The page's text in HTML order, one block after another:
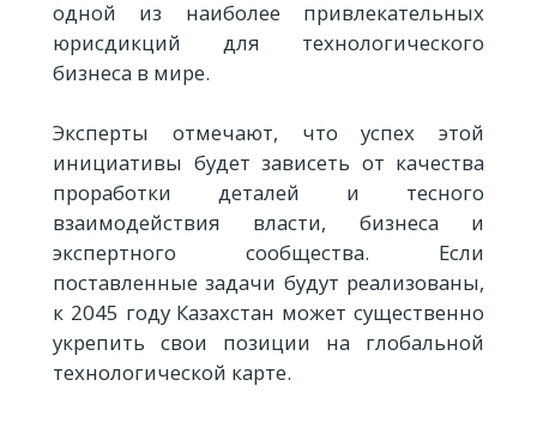
одной из наиболее привлекательных
юрисдикций для технологического
бизнеса в мире.
Эксперты отмечают, что успех этой
инициативы будет зависеть от качества
проработки деталей и тесного
взаимодействия власти, бизнеса и
экспертного сообщества. Если
поставленные задачи будут реализованы,
к 2045 году Казахстан может существенно
укрепить свои позиции на глобальной
технологической карте.